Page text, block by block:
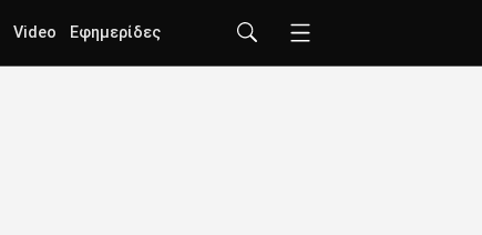
Video Εφημερίδες